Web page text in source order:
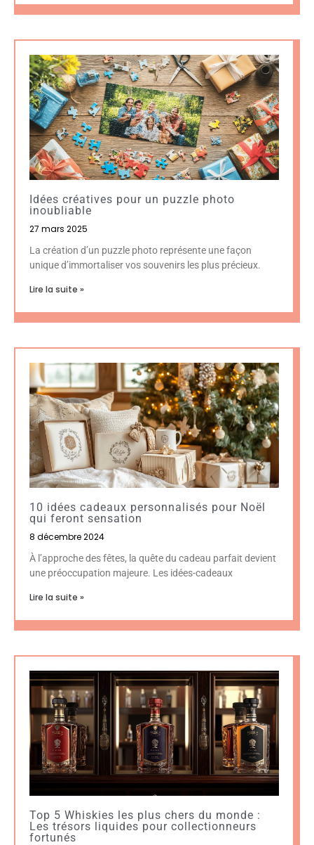
Idées créatives pour un puzzle photo
inoubliable
27 mars 2025
La création d’un puzzle photo représente une façon
unique d’immortaliser vos souvenirs les plus précieux.
Lire la suite »
10 idées cadeaux personnalisés pour Noël
qui feront sensation
8 décembre 2024
À l’approche des fêtes, la quête du cadeau parfait devient
une préoccupation majeure. Les idées-cadeaux
Lire la suite »
Top 5 Whiskies les plus chers du monde :
Les trésors liquides pour collectionneurs
fortunés